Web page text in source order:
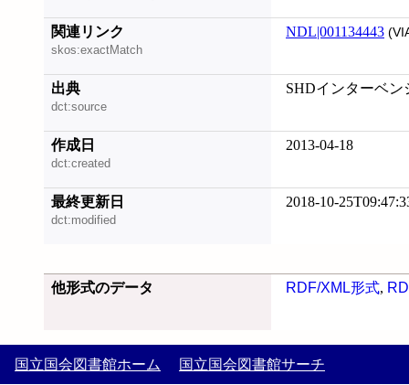
関連リンク
skos:exactMatch
NDL|001134443
出典
dct:source
SHDインターベン
作成日
dct:created
2013-04-18
最終更新日
dct:modified
2018-10-
他形式のデータ RDF/XML形式,
国立国会図書館ホーム 国立国会図書館サーチ